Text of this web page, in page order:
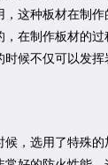
这种板材在制作
在制作板材的
候不仅可以发挥
，选用了特殊的